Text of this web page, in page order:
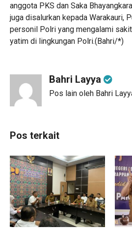
anggota PKS dan Saka
juga disalurkan kepada Warakauri,
personil Polri yang mengalami
yatim di lingkungan Polri.(Bahri/*)
Bahri Layya
Pos lain oleh Bahri
Pos terkait